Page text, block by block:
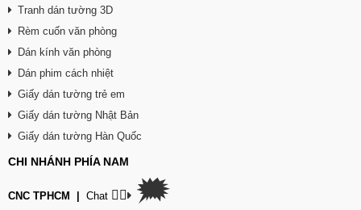
Tranh dán tường 3D
Rèm cuốn văn phòng
Dán kính văn phòng
Dán phim cách nhiệt
Giấy dán tường trẻ em
Giấy dán tường Nhật Bản
Giấy dán tường Hàn Quốc
CHI NHÁNH PHÍA NAM
CNC TPHCM Chat 👉🏽 🗯